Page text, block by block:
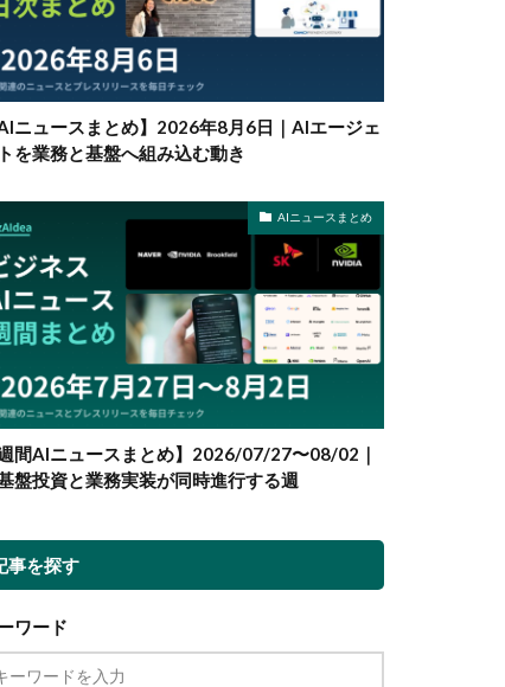
AIニュースまとめ】2026年8月6日｜AIエージェ
を業務と基盤へ組み込む動き
AIニュースまとめ
週間AIニュースまとめ】2026/07/27〜08/02｜
盤投資と業務実装が同時進行する週
事を探す
ワード